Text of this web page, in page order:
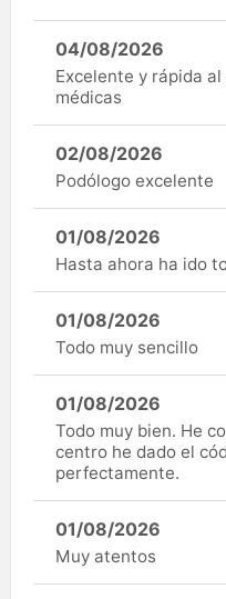
04/08/2026
Excelente y rápida
médicas
02/08/2026
Podólogo excelente
01/08/2026
Hasta ahora ha ido
01/08/2026
Todo muy sencillo
01/08/2026
Todo muy bien. He
centro he dado el
perfectamente.
01/08/2026
Muy atentos